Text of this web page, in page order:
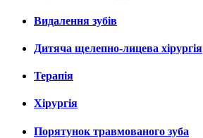
Видалення зубів
Дитяча щелепно-лицева хірургія
Терапія
Хірургія
Порятунок травмованого зуба